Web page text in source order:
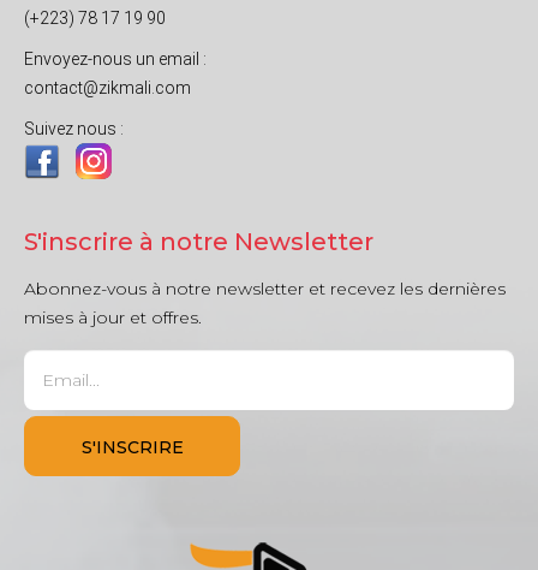
(+223) 78 17 19 90
Envoyez-nous un email :
contact@zikmali.com
Suivez nous :
S'inscrire à notre Newsletter
Abonnez-vous à notre newsletter et recevez les dernières
mises à jour et offres.